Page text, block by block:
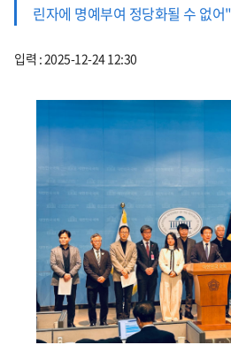
린자에 명예부여 정당화될 수 없어"
입력 : 2025-12-24 12:30